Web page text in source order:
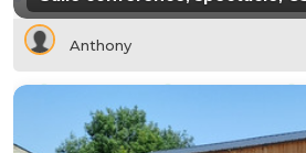
Anthony